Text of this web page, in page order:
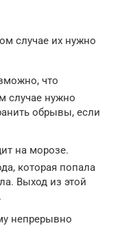
случае их нужно
что
случае нужно
обрывы, если
на морозе.
которая попала
Выход из этой
непрерывно